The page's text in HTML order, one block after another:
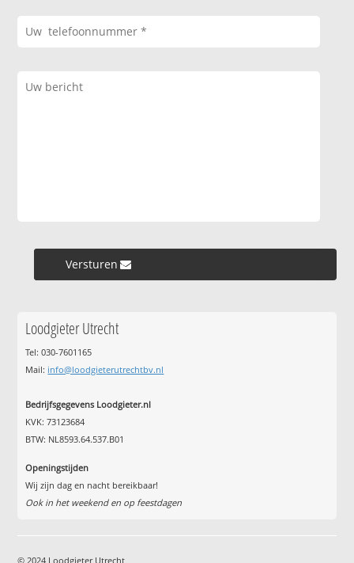
Versturen »
Loodgieter Utrecht
Tel: 030-7601165
Mail: info@loodgieterutrechtbv.nl
Bedrijfsgegevens Loodgieter.nl
KVK: 73123684
BTW: NL8593.64.537.B01
Openingstijden
Wij zijn dag en nacht bereikbaar!
Ook in het weekend en op feestdagen
© 2024 Loodgieter Utrecht